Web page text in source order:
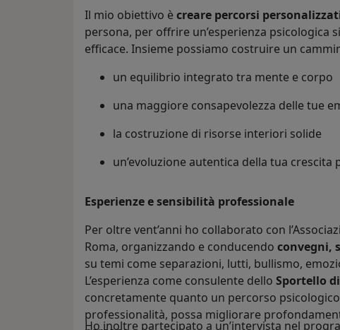
Il mio obiettivo è creare percorsi
persona, per offrire un’esperienza psicologica
efficace. Insieme possiamo costruire un
un equilibrio integrato tra mente e corpo
una maggiore consapevolezza delle tue
la costruzione di risorse interiori solide
un’evoluzione autentica della tua crescita
Esperienze e sensibilità professionale
Per oltre vent’anni ho collaborato con
Roma, organizzando e conducendo convegni,
su temi come separazioni, lutti, bullismo,
L’esperienza come consulente dello Sportello
concretamente quanto un percorso
professionalità, possa migliorare
Ho inoltre partecipato a un’intervista nel